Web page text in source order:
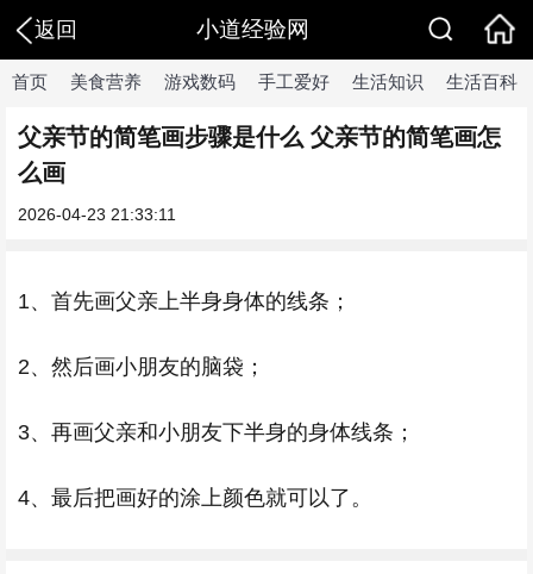
返回 小道经验网
首页 美食营养 游戏数码 手工爱好 生活知识 生活百科
父亲节的简笔画步骤是什么 父亲节的简笔画怎
么画
2026-04-23 21:33:11
1、首先画父亲上半身身体的线条；
2、然后画小朋友的脑袋；
3、再画父亲和小朋友下半身的身体线条；
4、最后把画好的涂上颜色就可以了。